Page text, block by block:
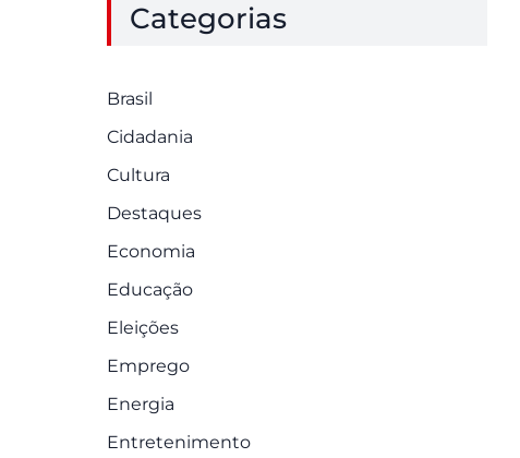
Categorias
Brasil
Cidadania
Cultura
Destaques
Economia
Educação
Eleições
Emprego
Energia
Entretenimento